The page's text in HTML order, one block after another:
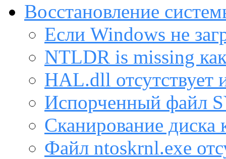
Восстановление
Если Windows не
NTLDR is missing
HAL.dll отсутствует
Испорченный файл
Сканирование
Файл ntoskrnl.exe